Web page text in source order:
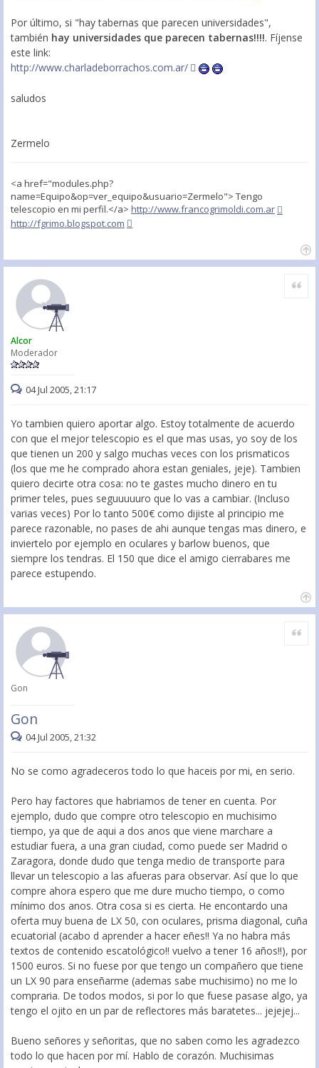
Por último, si "hay tabernas que parecen universidades",
también hay universidades que parecen tabernas!!!!. Fíjense
este link:
http://www.charladeborrachos.com.ar/
saludos
Zermelo
<a href="modules.php?
name=Equipo&op=ver_equipo&usuario=Zermelo"> Tengo
telescopio en mi perfil.</a> http://www.francogrimoldi.com.ar
http://fgrimo.blogspot.com
Alcor
Moderador
Citar
04 Jul 2005, 21:17
Yo tambien quiero aportar algo. Estoy totalmente de acuerdo
con que el mejor telescopio es el que mas usas, yo soy de los
que tienen un 200 y salgo muchas veces con los prismaticos
(los que me he comprado ahora estan geniales, jeje). Tambien
quiero decirte otra cosa: no te gastes mucho dinero en tu
primer teles, pues seguuuuuro que lo vas a cambiar. (Incluso
varias veces) Por lo tanto 500€ como dijiste al principio me
parece razonable, no pases de ahi aunque tengas mas dinero, e
inviertelo por ejemplo en oculares y barlow buenos, que
siempre los tendras. El 150 que dice el amigo cierrabares me
parece estupendo.
Gon
Gon
Citar
04 Jul 2005, 21:32
No se como agradeceros todo lo que haceis por mi, en serio.
Pero hay factores que habriamos de tener en cuenta. Por
ejemplo, dudo que compre otro telescopio en muchisimo
tiempo, ya que de aqui a dos anos que viene marchare a
estudiar fuera, a una gran ciudad, como puede ser Madrid o
Zaragora, donde dudo que tenga medio de transporte para
llevar un telescopio a las afueras para observar. Así que lo que
compre ahora espero que me dure mucho tiempo, o como
mínimo dos anos. Otra cosa si es cierta. He encontardo una
oferta muy buena de LX 50, con oculares, prisma diagonal, cuña
ecuatorial (acabo d aprender a hacer eñes!! Ya no habra más
textos de contenido escatológico!! vuelvo a tener 16 años!!), por
1500 euros. Si no fuese por que tengo un compañero que tiene
un LX 90 para enseñarme (ademas sabe muchisimo) no me lo
compraria. De todos modos, si por lo que fuese pasase algo, ya
tengo el ojito en un par de reflectores más baratetes... jejejej...
Bueno señores y señoritas, que no saben como les agradezco
todo lo que hacen por mí. Hablo de corazón. Muchisimas